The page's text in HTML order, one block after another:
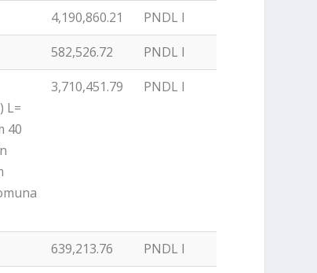
4,190,860.21
PNDL I
582,526.72
PNDL I
L=
40
3,710,451.79 PNDL I
639,213.76
PNDL I